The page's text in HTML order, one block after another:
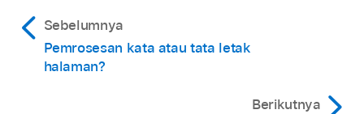
Sebelumnya
Pemrosesan kata atau tata letak
halaman?
Berikutnya